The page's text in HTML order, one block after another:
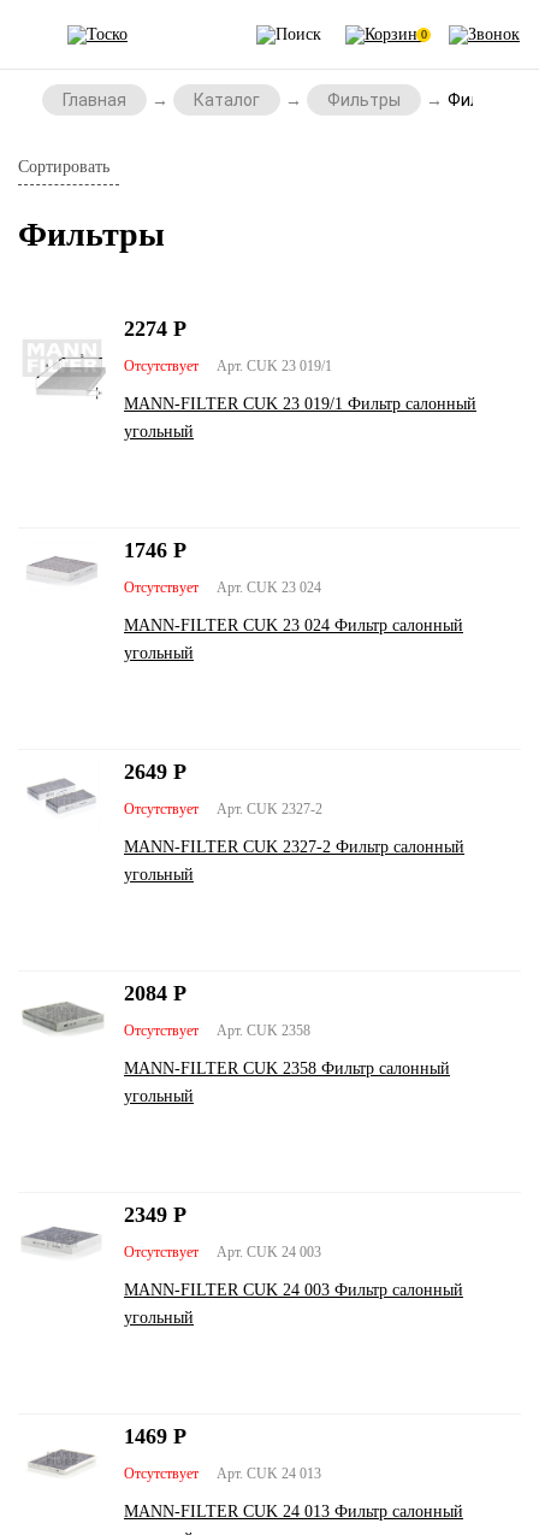
0
Главная Каталог Фильтры Фильтры
Сортировать
Фильтры
Арт. CUK 23 019/1
Отсутствует
MANN-FILTER CUK 23 019/1 Фильтр салонный
угольный
2274 Р
Арт. CUK 23 024
Отсутствует
MANN-FILTER CUK 23 024 Фильтр салонный
угольный
1746 Р
Арт. CUK 2327-2
Отсутствует
MANN-FILTER CUK 2327-2 Фильтр салонный
угольный
2649 Р
Арт. CUK 2358
Отсутствует
MANN-FILTER CUK 2358 Фильтр салонный
угольный
2084 Р
Арт. CUK 24 003
Отсутствует
MANN-FILTER CUK 24 003 Фильтр салонный
угольный
2349 Р
Арт. CUK 24 013
Отсутствует
MANN-FILTER CUK 24 013 Фильтр салонный
1469 Р